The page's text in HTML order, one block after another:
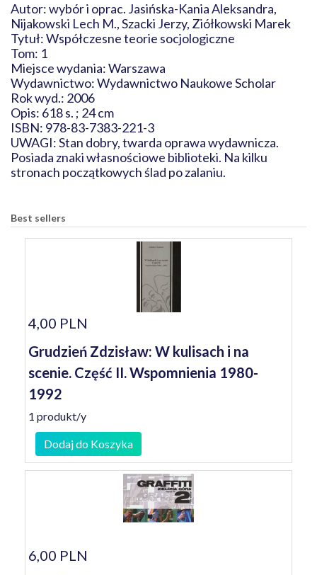
Autor: wybór i oprac. Jasińska-Kania Aleksandra,
Nijakowski Lech M., Szacki Jerzy, Ziółkowski Marek
Tytuł: Współczesne teorie socjologiczne
Tom: 1
Miejsce wydania: Warszawa
Wydawnictwo: Wydawnictwo Naukowe Scholar
Rok wyd.: 2006
Opis: 618 s. ; 24 cm
ISBN: 978-83-7383-221-3
UWAGI: Stan dobry, twarda oprawa wydawnicza.
Posiada znaki własnościowe biblioteki. Na kilku
stronach początkowych ślad po zalaniu.
Best sellers
4,00 PLN
Grudzień Zdzisław: W kulisach i na
scenie. Część II. Wspomnienia 1980-
1992
1 produkt/y
Dodaj do Koszyka
6,00 PLN